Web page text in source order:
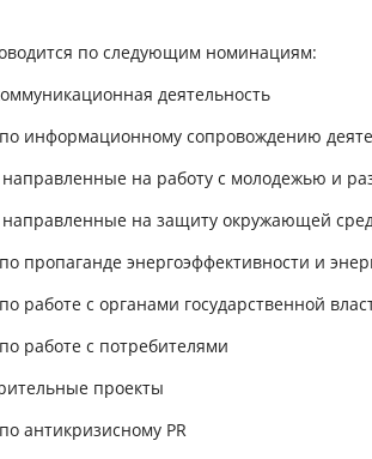
по следующим номинациям:
деятельность
сопровождению
на работу с молодежью и
на защиту окружающей
энергоэффективности и
с органами государственной
с потребителями
проекты
PR